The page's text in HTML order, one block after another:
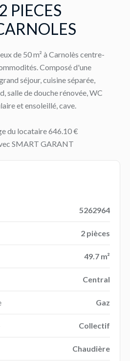
PIECES
de 50 m² à Carnolès centre-
Composé d'une
séjour, cuisine séparée,
salle de douche rénovée, WC
et ensoleillé, cave.
du locataire 646.10 €
SMART GARANT
5262964
2 pièces
49.7 m²
Central
Gaz
Collectif
Chaudière